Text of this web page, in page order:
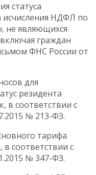
статуса
исчисления НДФЛ по
не являющихся
граждан
ФНС России от
для
резидента
в соответствии с
№ 213-ФЗ.
тарифа
в соответствии с
№ 347-ФЗ.